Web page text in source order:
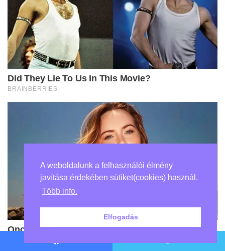
A weboldalunk a felhasználói élmény
javítása érdekében sütiket(cookies) használ.
Több info.
Elfogadás